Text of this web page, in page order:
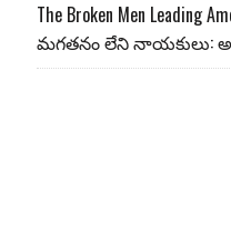
The Broken Men Leading
మగతనం లేని నాయకులు: